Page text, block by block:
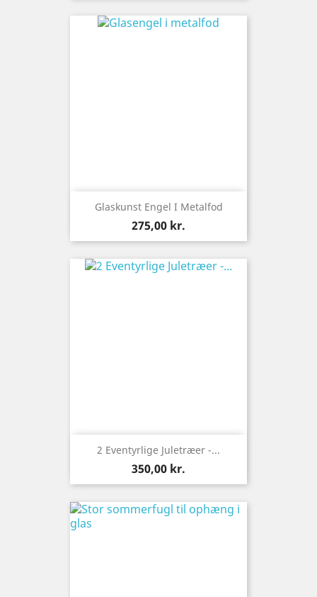
Glaskunst Engel I Metalfod
Pris
275,00 kr.
2 Eventyrlige Juletræer -...
Pris
350,00 kr.